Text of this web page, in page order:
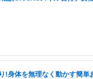
!身体を無理なく動かす簡